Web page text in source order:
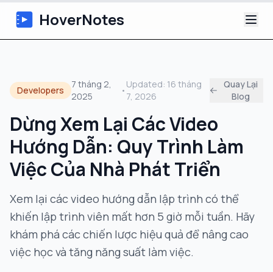
HoverNotes
Extension
Ghi chú Video AI
Hướng dẫn
Giới thiệu
Blog
Developers
7 tháng 2,
2025
•
Updated: 16 tháng
7, 2026
Quay Lại
Blog
Dừng Xem Lại Các Video
Hướng Dẫn: Quy Trình Làm
Việc Của Nhà Phát Triển
Xem lại các video hướng dẫn lập trình có thể
khiến lập trình viên mất hơn 5 giờ mỗi tuần. Hãy
khám phá các chiến lược hiệu quả để nâng cao
việc học và tăng năng suất làm việc.